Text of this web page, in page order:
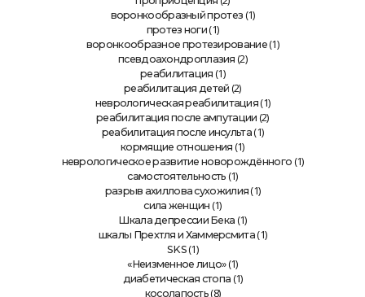
воронкообразный протез (1)
протез ноги (1)
воронкообразное протезирование(1)
псевдоахондроплазия (2)
реабилитация (1)
реабилитация детей (2)
неврологическая реабилитация (1)
реабилитация после ампутации (2)
реабилитация после инсульта(1)
кормящие отношения (1)
неврологическое развитие новорождённого (1)
самостоятельность (1)
разрыв ахиллова сухожилия (1)
сила женщин (1)
Шкала депрессии Бека (1)
шкалы Прехтля и Хаммерсмита(1)
SKS(1)
«Неизменное лицо»(1)
диабетическая стопа (1)
косолапость (8)